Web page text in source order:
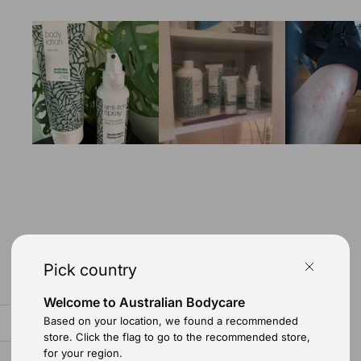
irritation i huden på kroppen.
allergi, tørt klima, etc.
slår ud, bør du opsøge læge, hvis det ikke
en god idé. Den naturlige, australske olie
psoriasis, meget tør hud, eller hvis du
Cremen giver fugt og beskyttelse til
og beroliger tør og irriteret hud.
Pick country
Welcome to Australian Bodycare
Based on your location, we found a recommended
store. Click the flag to go to the recommended store,
for your region.